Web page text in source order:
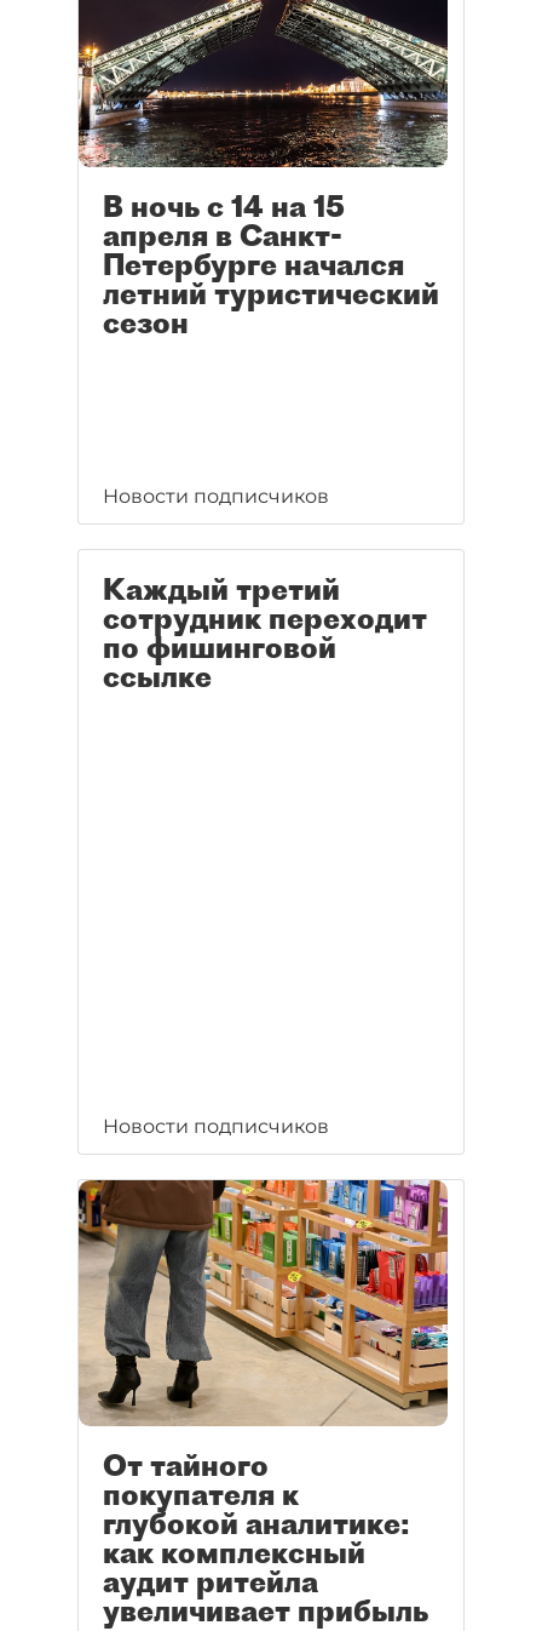
В ночь с 14 на 15
апреля в Санкт-
Петербурге начался
летний туристический
сезон
Новости подписчиков
Каждый третий
сотрудник переходит
по фишинговой
ссылке
Новости подписчиков
От тайного
покупателя к
глубокой аналитике:
как комплексный
аудит ритейла
увеличивает прибыль